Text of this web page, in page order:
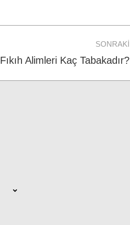
SONRAKI
Fıkıh Alimleri Kaç Tabakadır?